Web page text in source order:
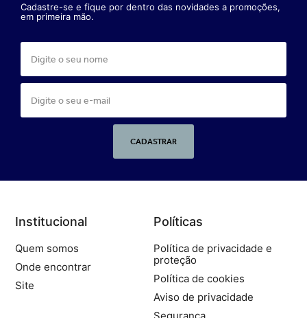
Cadastre-se e fique por dentro das novidades a promoções,
em primeira mão.
CADASTRAR
Institucional
Quem somos
Onde encontrar
Site
Políticas
Política de privacidade e
proteção
Política de cookies
Aviso de privacidade